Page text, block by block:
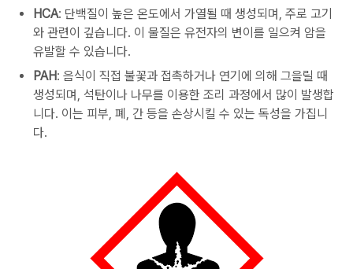
HCA: 단백질이 높은 온도에서 가열될 때 생성되며, 주로 고기
와 관련이 깊습니다. 이 물질은 유전자의 변이를 일으켜 암을
유발할 수 있습니다.
PAH: 음식이 직접 불꽃과 접촉하거나 연기에 의해 그을릴 때
생성되며, 석탄이나 나무를 이용한 조리 과정에서 많이 발생합
니다. 이는 피부, 폐, 간 등을 손상시킬 수 있는 독성을 가집니
다.